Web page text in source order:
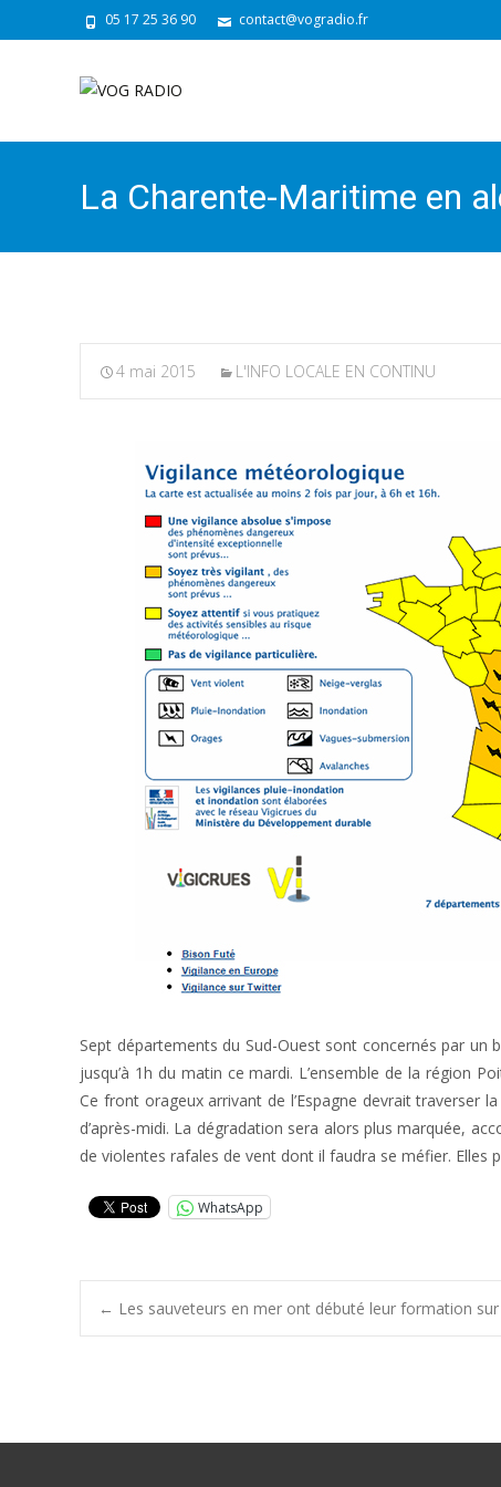
05 17 25 36 90 contact@vogradio.fr
La Charente-Maritime en
4 mai 2015 L'INFO LOCALE EN CONTINU
Sept départements du Sud-Ouest sont concernés par un
jusqu’à 1h du matin ce mardi. L’ensemble de la région
Ce front orageux arrivant de l’Espagne devrait traverser
d’après-midi. La dégradation sera alors plus marquée,
de violentes rafales de vent dont il faudra se méfier. Elles
WhatsApp
Post
← Les sauveteurs en mer ont débuté leur formation